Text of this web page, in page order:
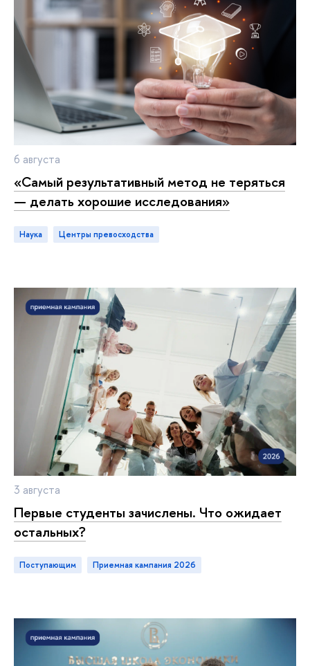
6 августа
«Самый результативный метод не теряться
— делать хорошие исследования»
Наука центры превосходства
3 августа
Первые студенты зачислены. Что ожидает
остальных?
Поступающим приемная кампания 2026